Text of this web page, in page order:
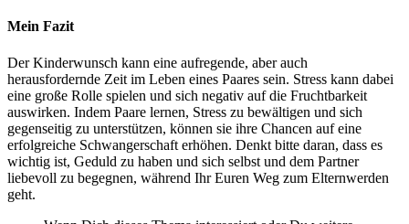
Mein Fazit
Der Kinderwunsch kann eine aufregende, aber auch
herausfordernde Zeit im Leben eines Paares sein. Stress kann dabei
eine große Rolle spielen und sich negativ auf die Fruchtbarkeit
auswirken. Indem Paare lernen, Stress zu bewältigen und sich
gegenseitig zu unterstützen, können sie ihre Chancen auf eine
erfolgreiche Schwangerschaft erhöhen. Denkt bitte daran, dass es
wichtig ist, Geduld zu haben und sich selbst und dem Partner
liebevoll zu begegnen, während Ihr Euren Weg zum Elternwerden
geht.